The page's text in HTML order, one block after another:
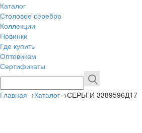
Каталог
Столовое серебро
Коллекции
Новинки
Где купить
Оптовикам
Сертификаты
Главная→Каталог→СЕРЬГИ 3389596Д17